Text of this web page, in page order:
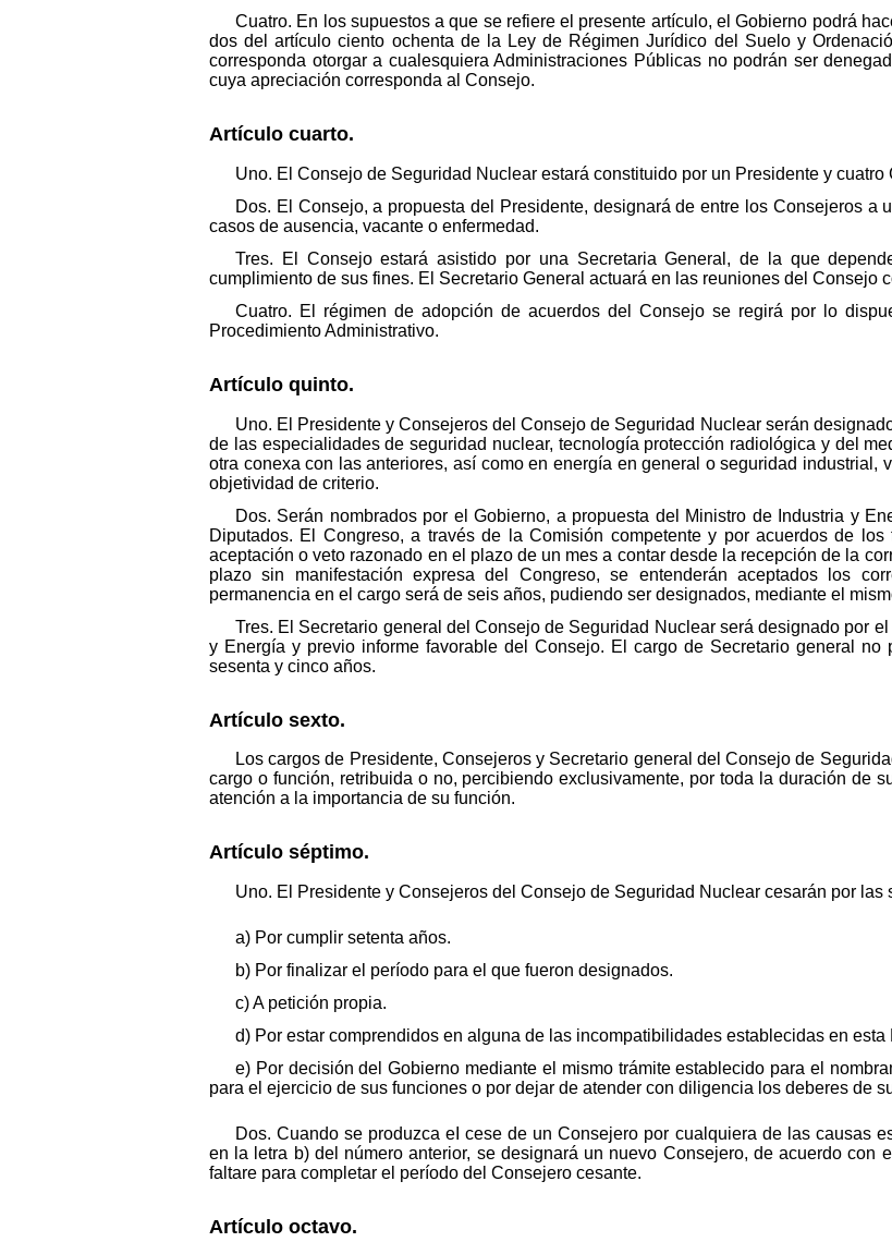
Cuatro. En los supuestos a que se refiere el presente artículo, el Gobierno podrá
dos del artículo ciento ochenta de la Ley de Régimen Jurídico del Suelo y
corresponda otorgar a cualesquiera Administraciones Públicas no podrán ser
cuya apreciación corresponda al Consejo.
Artículo cuarto.
Uno. El Consejo de Seguridad Nuclear estará constituido por un Presidente y cuatro
Dos. El Consejo, a propuesta del Presidente, designará de entre los Consejeros a
casos de ausencia, vacante o enfermedad.
Tres. El Consejo estará asistido por una Secretaria General, de la que
cumplimiento de sus fines. El Secretario General actuará en las reuniones del Consejo
Cuatro. El régimen de adopción de acuerdos del Consejo se regirá por lo
Procedimiento Administrativo.
Artículo quinto.
Uno. El Presidente y Consejeros del Consejo de Seguridad Nuclear serán
de las especialidades de seguridad nuclear, tecnología protección radiológica y del
otra conexa con las anteriores, así como en energía en general o seguridad industrial,
objetividad de criterio.
Dos. Serán nombrados por el Gobierno, a propuesta del Ministro de Industria y
Diputados. El Congreso, a través de la Comisión competente y por acuerdos de
aceptación o veto razonado en el plazo de un mes a contar desde la recepción de la
plazo sin manifestación expresa del Congreso, se entenderán aceptados los
permanencia en el cargo será de seis años, pudiendo ser designados, mediante el
Tres. El Secretario general del Consejo de Seguridad Nuclear será designado por
y Energía y previo informe favorable del Consejo. El cargo de Secretario general no
sesenta y cinco años.
Artículo sexto.
Los cargos de Presidente, Consejeros y Secretario general del Consejo de
cargo o función, retribuida o no, percibiendo exclusivamente, por toda la duración de
atención a la importancia de su función.
Artículo séptimo.
Uno. El Presidente y Consejeros del Consejo de Seguridad Nuclear cesarán por las
a) Por cumplir setenta años.
b) Por finalizar el período para el que fueron designados.
c) A petición propia.
d) Por estar comprendidos en alguna de las incompatibilidades establecidas en esta
e) Por decisión del Gobierno mediante el mismo trámite establecido para el
para el ejercicio de sus funciones o por dejar de atender con diligencia los deberes de
Dos. Cuando se produzca eI cese de un Consejero por cualquiera de las causas
en la letra b) del número anterior, se designará un nuevo Consejero, de acuerdo con
faltare para completar el período del Consejero cesante.
Artículo octavo.